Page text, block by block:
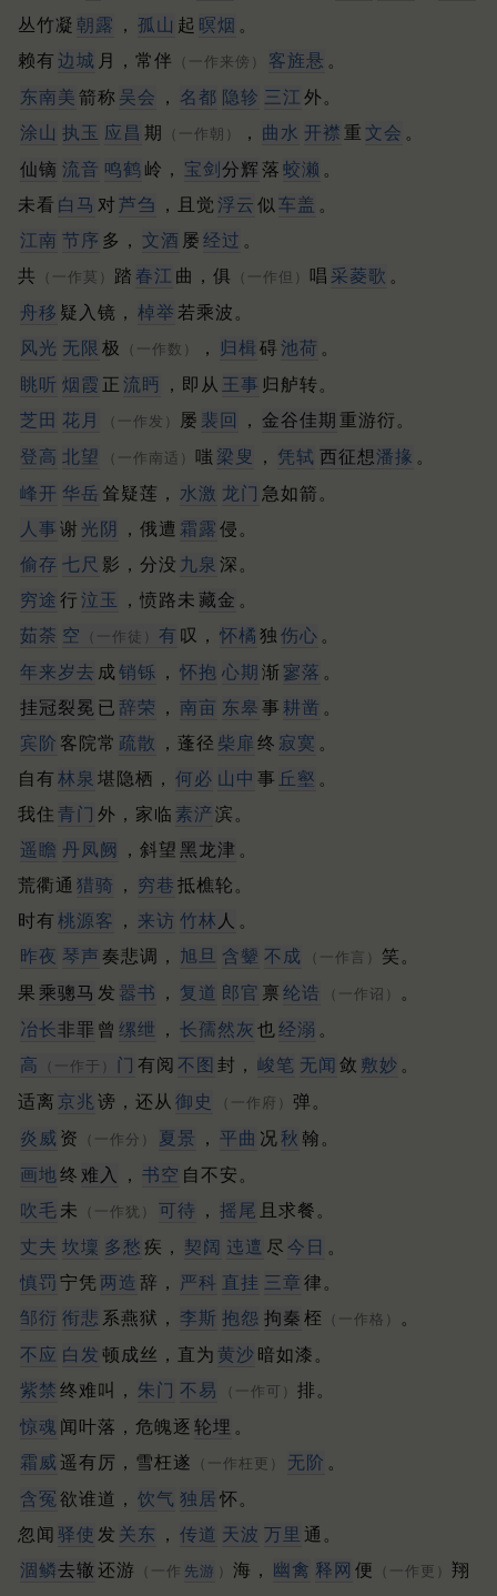
丛竹凝 朝露 ， 孤山 起 暝烟 。
赖有 边城 月，常伴 （一作来傍） 客旌悬 。
东南美 箭称 吴会 ， 名都 隐轸 三江 外。
涂山 执玉 应昌 期 （一作朝） ， 曲水 开襟 重 文会 。
仙镝 流音 鸣鹤 岭， 宝剑 分辉 落 蛟濑 。
未看 白马 对 芦刍 ，且觉 浮云 似 车盖 。
江南 节序 多， 文酒 屡 经过 。
共
（一作莫） 踏 春江 曲，俱 （一作但） 唱 采菱歌 。
舟移 疑入镜， 棹举 若乘波。
风光 无限 极 （一作数） ， 归楫 碍 池荷 。
眺听 烟霞 正 流眄 ，即从 王事 归舻转。
芝田 花月 （一作发） 屡 裴回 ， 金谷佳期 重游衍。
登高 北望 （一作南适） 嗤 梁叟 ， 凭轼 西征想潘掾 。
峰开 华岳 耸疑莲， 水激 龙门 急如箭。
人事 谢 光阴 ，俄遭 霜露 侵。
偷存 七尺 影，分没 九泉 深。
穷途 行 泣玉 ，愤路未 藏金 。
茹荼 空 （一作徒） 有 叹， 怀橘 独 伤心 。
年来岁去 成 销铄 ， 怀抱 心期 渐 寥落 。
挂冠裂冕 已 辞荣 ， 南亩 东皋 事 耕凿 。
宾阶 客院常 疏散 ，蓬径 柴扉 终 寂寞 。
自有 林泉 堪隐栖， 何必 山中 事 丘壑 。
我住 青门 外，家临 素浐 滨。
遥瞻 丹凤阙 ，斜望 黑龙津 。
荒衢通 猎骑 ， 穷巷 抵樵轮。
时有 桃源客 ， 来访 竹林 人 。
昨夜 琴声 奏悲调， 旭旦 含颦 不成 （一作言） 笑。
果 乘骢马 发 嚣书 ， 复道 郎官 禀 纶诰 （一作诏）
。
冶长非罪 曾 缧绁 ， 长孺然灰 也经溺 。
高
（一作于） 门 有阅 不图 封， 峻笔 无闻 敛 敷妙 。
适离 京兆 谤，还从 御史 （一作府） 弹。
炎威 资 （一作分） 夏景 ， 平曲 况秋 翰。
画地终 难入 ， 书空 自不安。
吹毛 未 （一作犹） 可待 ， 摇尾 且求餐。
丈夫 坎壈 多愁 疾， 契阔 迍邅 尽 今日 。
慎罚 宁凭 两造 辞， 严科 直挂 三章 律。
邹衍 衔悲 系燕狱， 李斯 抱怨 拘秦 桎 （一作格）
。
不应 白发 顿成丝，直为 黄沙 暗如漆。
紫禁 终难叫， 朱门 不易 （一作可） 排。
惊魂 闻叶落，危魄逐 轮埋 。
霜威 遥有厉，雪枉遂 （一作枉更） 无阶 。
含冤 欲谁道， 饮气 独居 怀。
忽闻 驿使 发 关东 ， 传道 天波 万里 通。
涸鳞去辙 还游 （一作 先游 ） 海， 幽禽 释网 便 （一作更） 翔